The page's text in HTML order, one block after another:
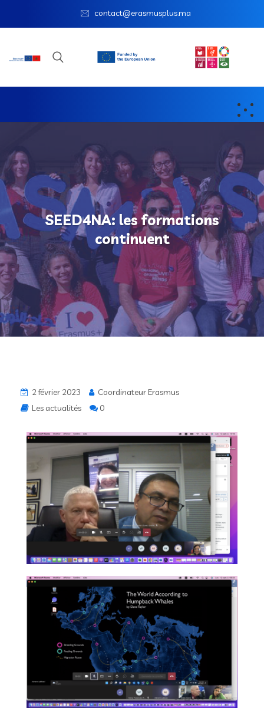
contact@erasmusplus.ma
SEED4NA: les formations
continuent
2 février 2023
Coordinateur Erasmus
Les actualités
0